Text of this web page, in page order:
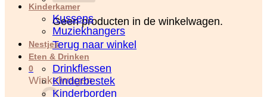
Geen producten in de winkelwagen.
Terug naar winkel
0
Winkelwagen
Kinderkamer
Kussens
Muziekhangers
Nestjes
Eten & Drinken
Drinkflessen
Kinderbestek
Kinderborden